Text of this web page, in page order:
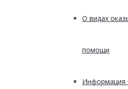
О видах
помощи
Информация